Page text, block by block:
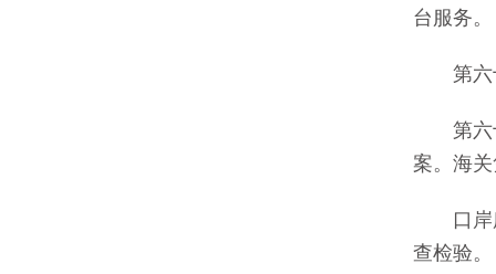
台服务。
第六十
第六十
案。海
口岸所
查检验。